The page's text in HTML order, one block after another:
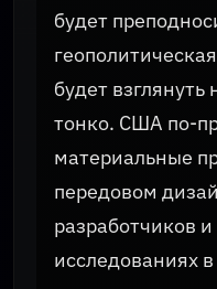
будет
будет
тонко. США по-
материальные
передовом
разработчиков
исследованиях